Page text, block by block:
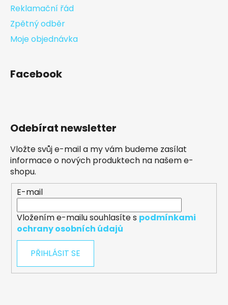
Reklamační řád
Zpětný odběr
Moje objednávka
Facebook
Odebírat newsletter
Vložte svůj e-mail a my vám budeme zasílat
informace o nových produktech na našem e-
shopu.
E-mail
Vložením e-mailu souhlasíte s podmínkami
ochrany osobních údajů
PŘIHLÁSIT SE